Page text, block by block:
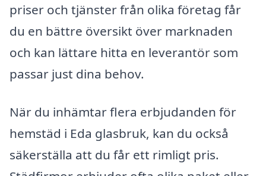
priser och tjänster från olika företag får
du en bättre översikt över marknaden
och kan lättare hitta en leverantör som
passar just dina behov.
När du inhämtar flera erbjudanden för
hemstäd i Eda glasbruk, kan du också
säkerställa att du får ett rimligt pris.